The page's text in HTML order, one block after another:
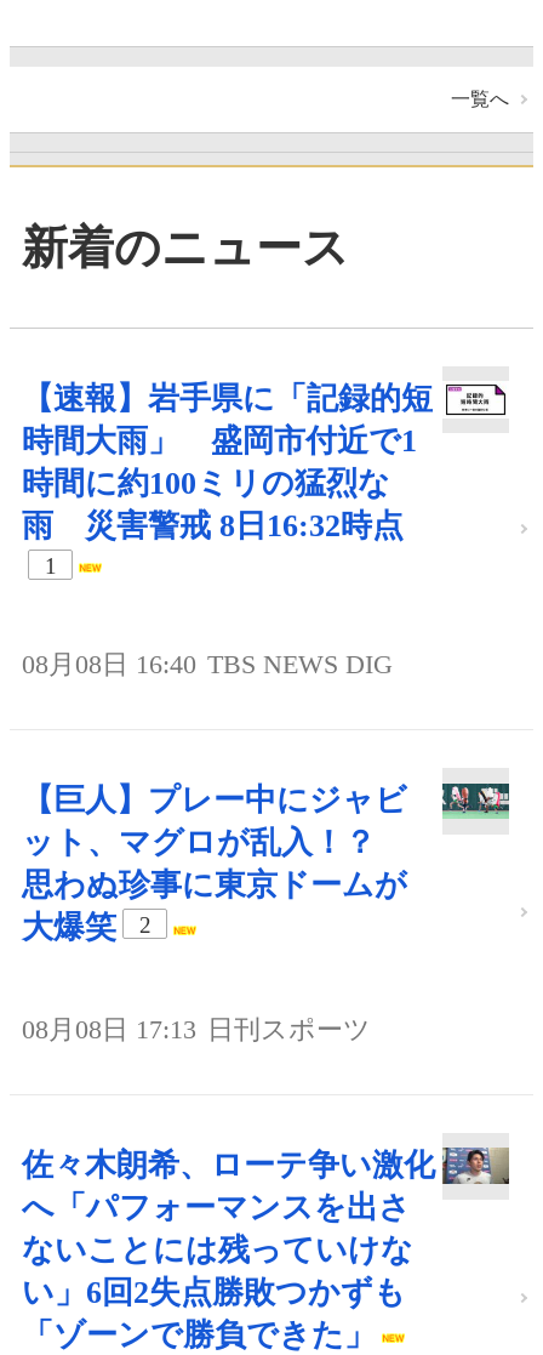
一覧へ
新着のニュース
【速報】岩手県に「記録的短
時間大雨」 盛岡市付近で1
時間に約100ミリの猛烈な
雨 災害警戒 8日16:32時点
1
08月08日 16:40 TBS NEWS DIG
【巨人】プレー中にジャビ
ット、マグロが乱入！？
思わぬ珍事に東京ドームが
大爆笑
2
08月08日 17:13 日刊スポーツ
佐々木朗希、ローテ争い激化
へ「パフォーマンスを出さ
ないことには残っていけな
い」6回2失点勝敗つかずも
「ゾーンで勝負できた」